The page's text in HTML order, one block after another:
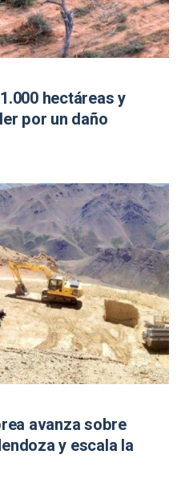
hectáreas y
por un daño
avanza sobre
y escala la